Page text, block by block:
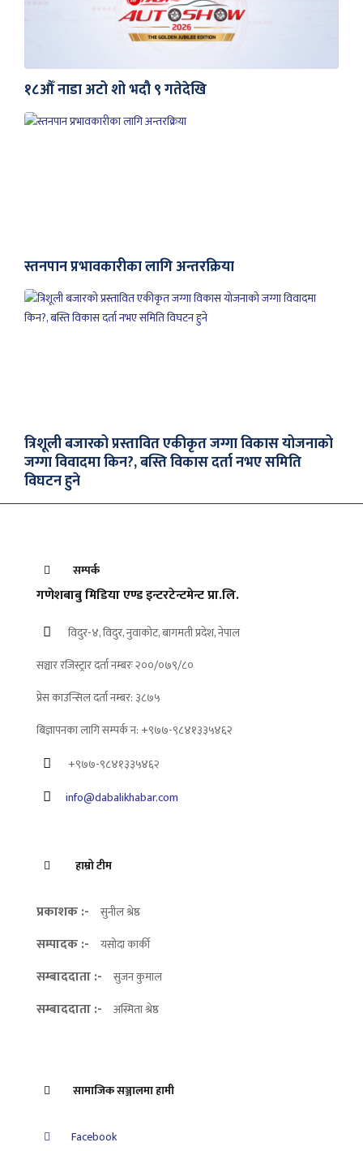
१८औँ नाडा अटो शो भदौ ९ गतेदेखि
स्तनपान प्रभावकारीका लागि अन्तरक्रिया
त्रिशूली बजारको प्रस्तावित एकीकृत जग्गा विकास योजनाको
जग्गा विवादमा किन?, बस्ति विकास दर्ता नभए समिति
विघटन हुने
सम्पर्क
गणेशबाबु मिडिया एण्ड इन्टरटेन्टमेन्ट प्रा.लि.
विदुर-४, विदुर, नुवाकोट, बागमती प्रदेश, नेपाल
सञ्चार रजिस्ट्रार दर्ता नम्बरः २००/०७९/८०
प्रेस काउन्सिल दर्ता नम्बर: ३८७५
बिज्ञापनका लागि सम्पर्क न: +९७७-९८४१३३५४६२
+९७७-९८४१३३५४६२
info@dabalikhabar.com
हाम्रो टीम
प्रकाशक :- सुनील श्रेष्ठ
सम्पादक :- यसोदा कार्की
सम्बाददाता :- सुजन कुमाल
सम्बाददाता :- अस्मिता श्रेष्ठ
सामाजिक सञ्जालमा हामी
Facebook